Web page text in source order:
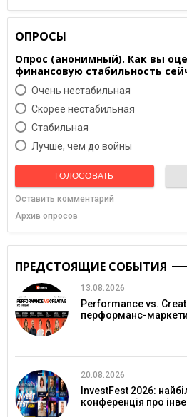
ОПРОСЫ
Опрос (анонимный). Как вы
финансовую стабильность
Очень нестабильная
Скорее нестабильная
Cтабильная
Лучше, чем до войны
ГОЛОСОВАТЬ
Оставить комментарий
Архив опросов
ПРЕДСТОЯЩИЕ СОБЫТИЯ
13.08.2026
Performance vs.
перформанс-
20.08.2026
InvestFest 2026:
конференція про